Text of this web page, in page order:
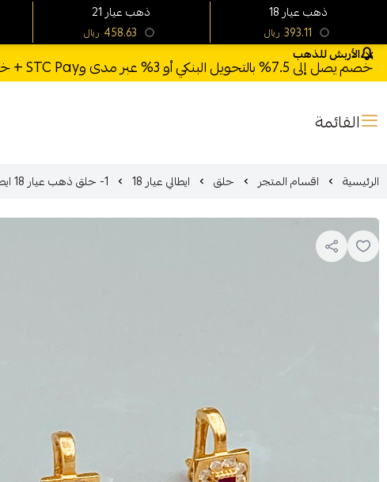
الأربش للذهب
خصم يصل إلى 7.5% بالتحويل البنكي أو 3% عبر مدى وSTC Pay + خصم بكود **X123** وشحن مجاني للطلبات فوق 1000 ريال
القائمة
الرئيسية اقسام المتجر حلق ايطالي عيار 18 1- حلق ذهب عيار 18 ايطالي
21 ذهب عيار
ريال 458.63
18 ذهب عيار
ريال 393.11